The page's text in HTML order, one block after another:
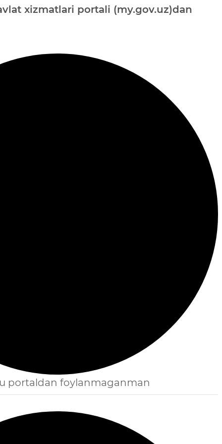
xizmatlari portali (my.gov.uz)dan
portaldan foylanmaganman